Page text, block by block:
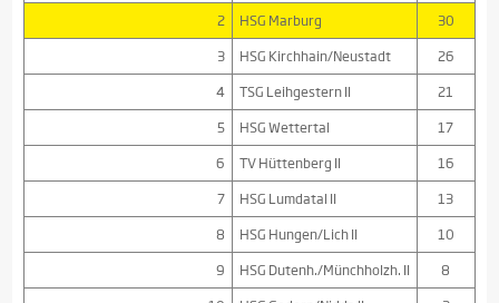
2 HSG Marburg
30
3
HSG Kirchhain/Neustadt
26
4
TSG Leihgestern II
21
5
HSG Wettertal
17
6
TV Hüttenberg II
16
7
HSG Lumdatal II
13
8
HSG Hungen/Lich II
10
9
HSG Dutenh./Münchholzh. II
8